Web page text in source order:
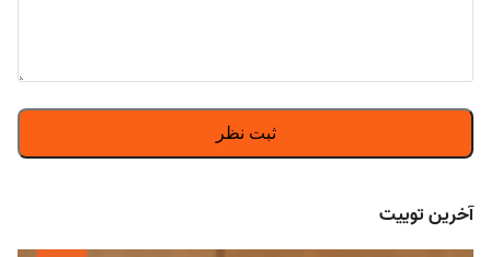
آخرین توییت